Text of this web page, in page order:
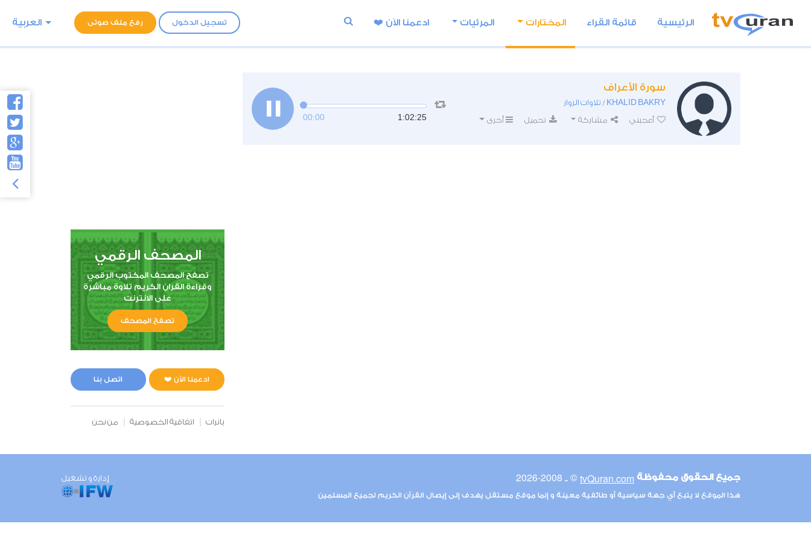
تسجيل الدخول رفع ملف صوتى العربية الرئيسية قائمة القراء المختارات المرئيات ادعمنا اﻵن ❤️
سورة الأعراف
KHALID BAKRY
/ تلاوات الزوار
أعجبني
مشاركة تحميل أخرى 00:00 1:02:25
المصحف الرقمي
تصفح المصحف المكتوب الرقمي
وقراءة القران الكريم تلاوة مباشرة
على الانترنت
تصفح المصحف
ادعمنا الآن ❤️ اتصل بنا
بانرات اتفاقية الخصوصية من نحن
جميع الحقوق محفوظة tvQuran.com© ـ 2008-2026
هذا الموقع لا يتبع أي جهة سياسية أو طائفية معينة و إنما موقع مستقل يهدف إلى إيصال القرآن الكريم لجميع المسلمين
إدارة و تشغيل